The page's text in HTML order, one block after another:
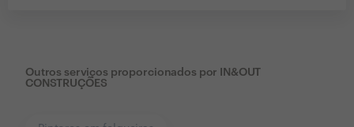
Outros serviços proporcionados por
IN&OUT
CONSTRUÇÕES